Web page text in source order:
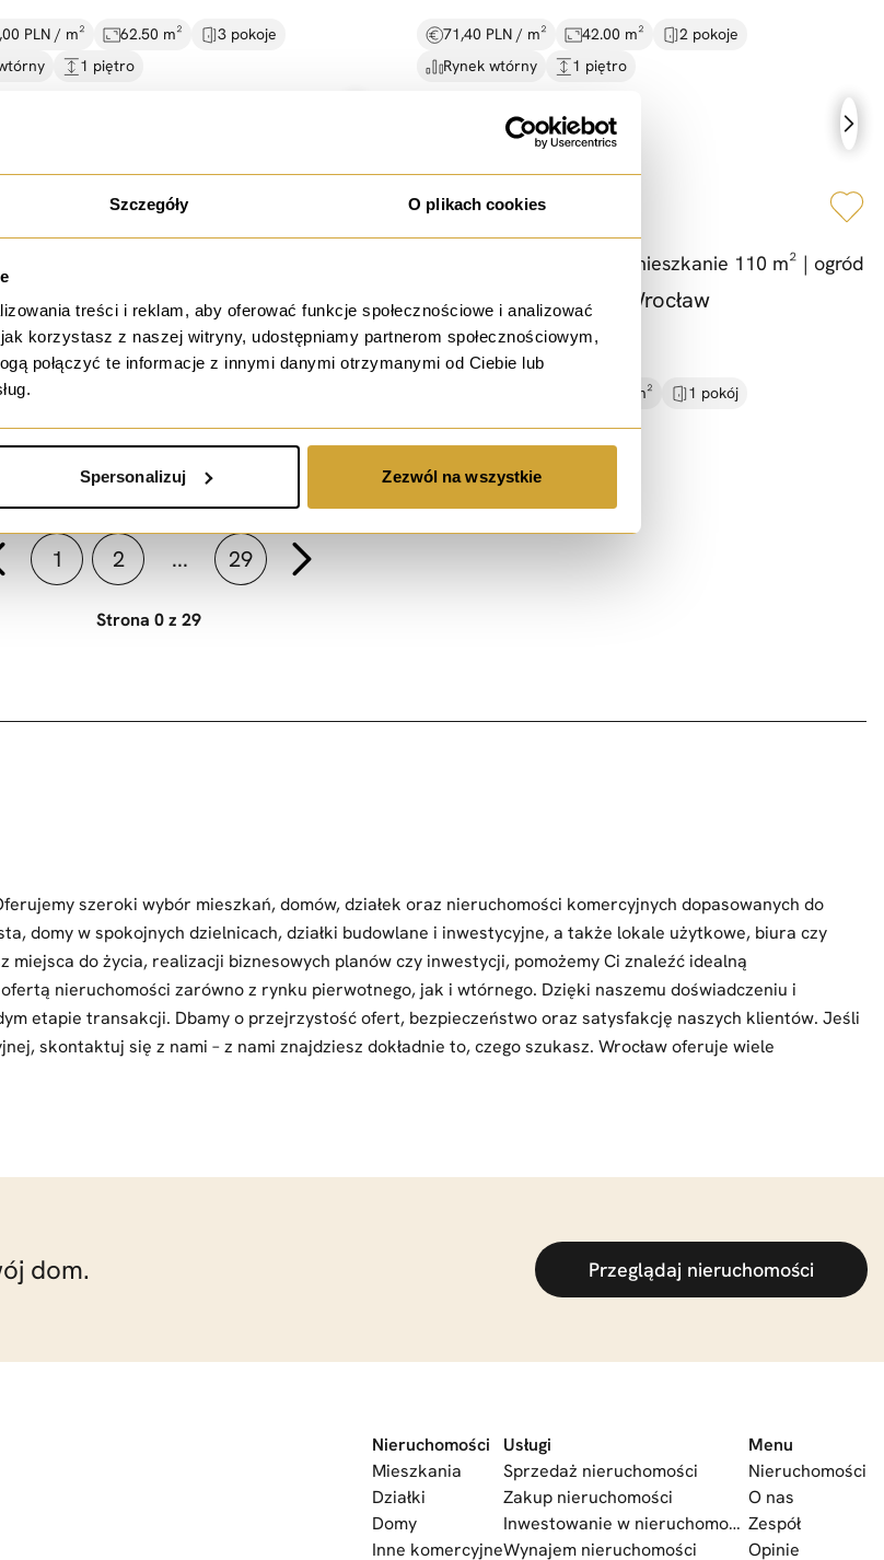
Szczegóły O plikach cookies
treści i reklam, aby oferować funkcje społecznościowe i analizować
korzystasz z naszej witryny, udostępniamy partnerom społecznościowym,
połączyć te informacje z innymi danymi otrzymanymi od Ciebie lub
Spersonalizuj Zezwól na wszystkie
PLN / m² 62.50 m²
3 pokoje
1 piętro
71,40 PLN / m² 42.00 m²
2 pokoje
Rynek wtórny
1 piętro
pokoje! Dobry układ,
Wrocław
PLN / m²
2 piętro
wynajem
mieszkanie 110 m² | ogród
ul. Walerego Sławka, Wrocław
1 200 PLN / msc.
11.00 m²
1 pokój
Rynek wtórny
1 piętro
1 2 ... 29
Strona 0 z 29
szeroki wybór mieszkań, domów, działek oraz nieruchomości komercyjnych dopasowanych do
domy w spokojnych dzielnicach, działki budowlane i inwestycyjne, a także lokale użytkowe, biura czy
do życia, realizacji biznesowych planów czy inwestycji, pomożemy Ci znaleźć idealną
nieruchomości zarówno z rynku pierwotnego, jak i wtórnego. Dzięki naszemu doświadczeniu i
etapie transakcji. Dbamy o przejrzystość ofert, bezpieczeństwo oraz satysfakcję naszych klientów. Jeśli
skontaktuj się z nami – z nami znajdziesz dokładnie to, czego szukasz. Wrocław oferuje wiele
dom. Przeglądaj nieruchomości
Nieruchomości
Mieszkania
Działki
Domy
Inne komercyjne
Usługi
Sprzedaż nieruchomości
Zakup nieruchomości
Inwestowanie w nieruchomości
Wynajem nieruchomości
Menu
Nieruchomości
O nas
Zespół
Opinie